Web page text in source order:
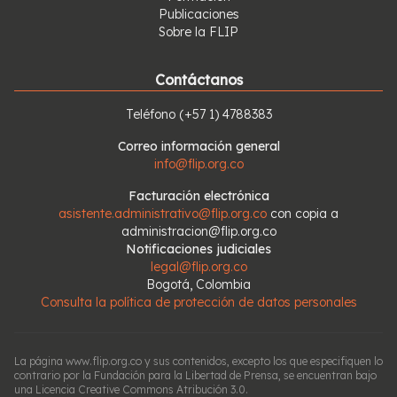
Publicaciones
Sobre la FLIP
Contáctanos
Teléfono (+57 1) 4788383
Correo información general
info@flip.org.co
Facturación electrónica
asistente.administrativo@flip.org.co con copia a
administracion@flip.org.co
Notificaciones judiciales
legal@flip.org.co
Bogotá, Colombia
Consulta la política de protección de datos personales
La página www.flip.org.co y sus contenidos, excepto los que especifiquen lo
contrario por la Fundación para la Libertad de Prensa, se encuentran bajo
una Licencia Creative Commons Atribución 3.0.